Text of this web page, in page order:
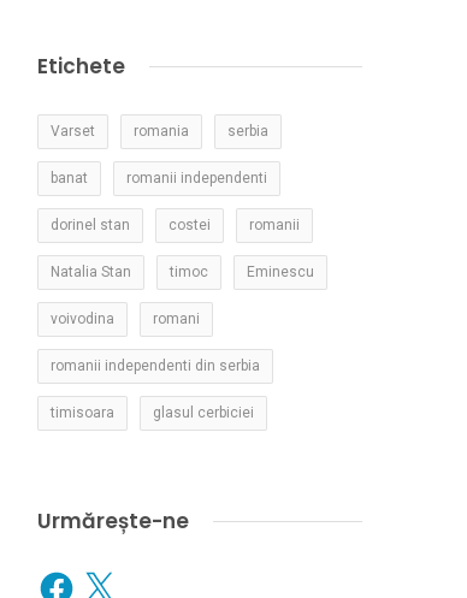
Etichete
Varset romania serbia
banat romanii independenti
dorinel stan costei romanii
Natalia Stan timoc Eminescu
voivodina romani
romanii independenti din serbia
timisoara glasul cerbiciei
Urmărește-ne
Facebook
X